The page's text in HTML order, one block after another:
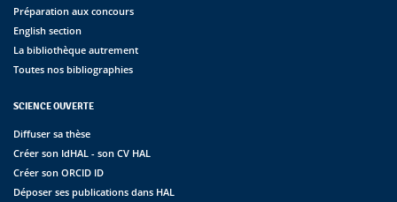
Préparation aux concours
English section
La bibliothèque autrement
Toutes nos bibliographies
SCIENCE OUVERTE
Diffuser sa thèse
Créer son IdHAL - son CV HAL
Créer son ORCID ID
Déposer ses publications dans HAL